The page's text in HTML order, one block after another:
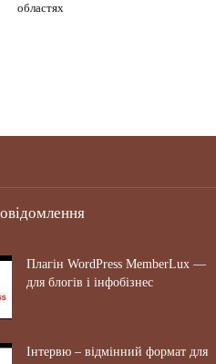
областях
Плагін WordPress MemberLux —
для блогів і інфобізнес
Інтервю – відмінний формат для